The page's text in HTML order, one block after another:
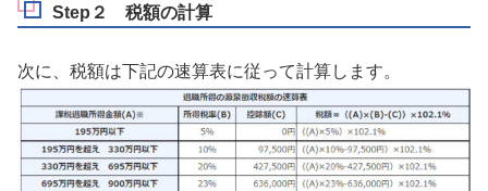
Step２ 税額の計算
次に、税額は下記の速算表に従って計算します。